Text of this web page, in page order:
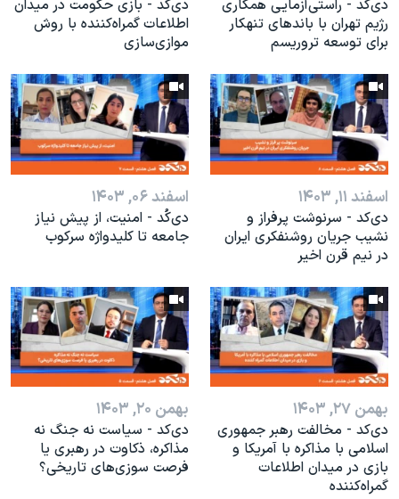
دی‌کد - راستی‌آزمایی همکاری
رژیم تهران با باندهای تنهکار
برای توسعه تروریسم
دی‌کد - بازی حکومت در میدان
اطلاعات گمراه‌کننده با روش
موازی‌سازی
اسفند ۱۱, ۱۴۰۳
دی‌کد - سرنوشت پرفراز و
نشیب جریان روشنفکری ایران
در نیم قرن اخیر
اسفند ۰۶, ۱۴۰۳
دی‌کُد - امنیت، از پیش نیاز
جامعه تا کلیدواژه سرکوب
بهمن ۲۷, ۱۴۰۳
دی‌کد - مخالفت رهبر جمهوری
اسلامی با مذاکره با آمریکا و
بازی در میدان اطلاعات
گمراه‌کننده
بهمن ۲۰, ۱۴۰۳
دی‌کد - سیاست نه جنگ نه
مذاکره، ذکاوت در رهبری یا
فرصت سوزی‌های تاریخی؟